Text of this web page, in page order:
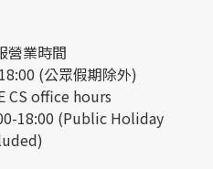
營業時間
(公眾假期除外)
CS office hours
18:00 (Public Holiday